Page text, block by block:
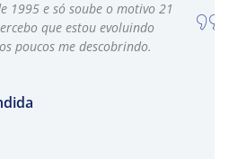
1995 e só soube o motivo 21
que estou evoluindo
poucos me descobrindo.